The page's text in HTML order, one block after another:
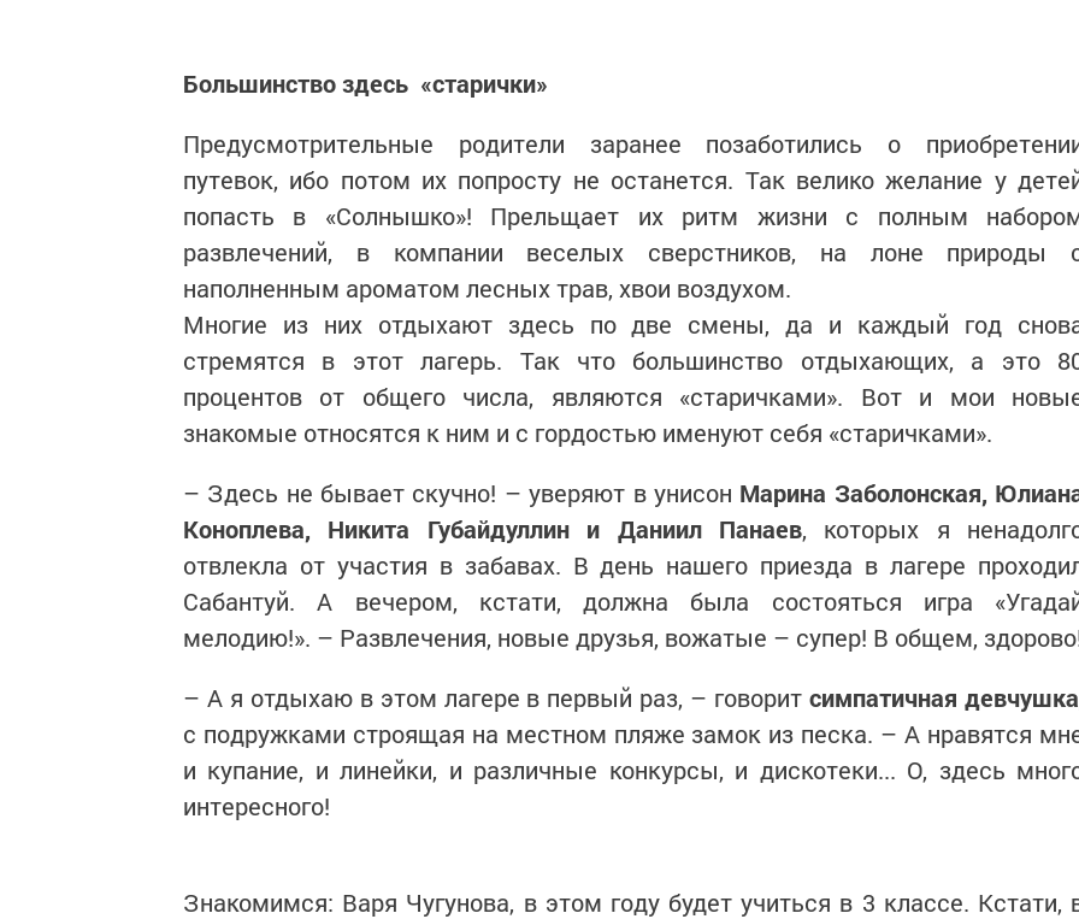
Большинство здесь «старички»
Предусмотрительные родители заранее позаботились о
путевок, ибо потом их попросту не останется. Так велико желание у
попасть в «Солнышко»! Прельщает их ритм жизни с полным
развлечений, в компании веселых сверстников, на лоне природы
наполненным ароматом лесных трав, хвои воздухом.
Многие из них отдыхают­ здесь по две смены, да и каждый год
стремятся в этот лагерь. Так что большинство отдыхающих, а это
процентов от общего числа, являются «старичками». Вот и мои
знакомые относятся к ним и с гордостью именуют себя «старичками».
– Здесь не бывает скучно! – уверяют в унисон Марина Заболонская,
Коноплева, Никита Губайдуллин и Даниил Панаев, которых я
отвлекла от участия в забавах. В день нашего приезда в лагере
Сабантуй. А вечером, кстати, должна была состояться игра
мелодию!». – Развлечения, новые друзья, вожатые – супер! В общем,
– А я отдыхаю в этом лагере в первый раз, – говорит симпатичная девчушка
с подружками строящая на местном пляже замок из песка. – А нравятся
и купание, и линейки, и различные конкурсы, и дискотеки... О, здесь
интересного!
Знакомимся: Варя Чугунова, в этом году будет учиться в 3 классе. Кстати,